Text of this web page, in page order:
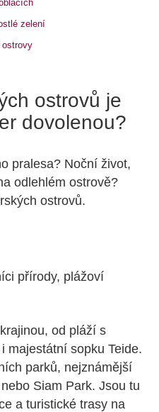
zelení
ostrovy
ostrovů je
dovolenou?
pralesa? Noční život,
odlehlém ostrově?
ostrovů.
přírody, plážoví
od pláží s
majestátní sopku Teide.
parků, nejznámější
Siam Park. Jsou tu
a turistické trasy na